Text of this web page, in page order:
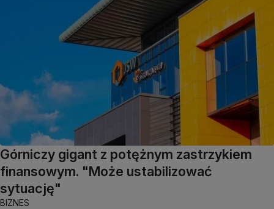
Górniczy gigant z potężnym zastrzykiem
finansowym. "Może ustabilizować
sytuację"
BIZNES